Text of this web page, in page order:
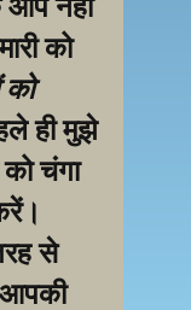
को
को
ही मुझे
चंगा
से